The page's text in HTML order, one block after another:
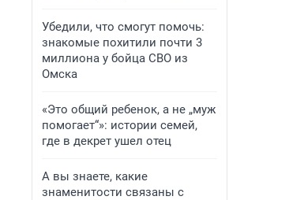
Убедили, что смогут помочь:
знакомые похитили почти 3
миллиона у бойца СВО из
Омска
«Это общий ребенок, а не „муж
помогает“»: истории семей,
где в декрет ушел отец
А вы знаете, какие
знаменитости связаны с